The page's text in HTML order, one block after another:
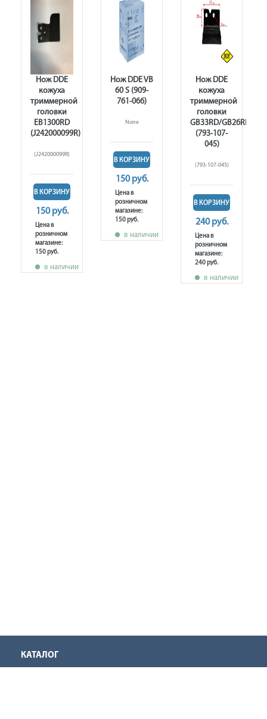
Нож DDE
кожуха
триммерной
головки
EB1300RD
(J242000099R)
(J242000099R)
В КОРЗИНУ
150 руб.
Цена в
розничном
магазине:
150 руб.
в наличии
Нож DDE VB
60 S (909-
761-066)
None
В КОРЗИНУ
150 руб.
Цена в
розничном
магазине:
150 руб.
в наличии
Нож DDE
кожуха
триммерной
головки
GB33RD/GB26RD/
(793-107-
045)
(793-107-045)
В КОРЗИНУ
240 руб.
Цена в
розничном
магазине:
240 руб.
в наличии
КАТАЛОГ